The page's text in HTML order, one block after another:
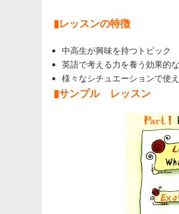
▮レッスンの特徴
中高生が興味を持つトピック
英語で考える力を養う効果的
様々なシチュエーションで使
▮サンプル レッスン